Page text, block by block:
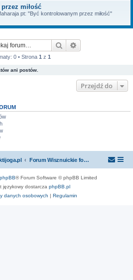
miłość
pt: "Być kontrolowanym przez miłość"
Szukaj
0 • Strona 1 z 1
ani postów.
Przejdź do
Forum Wisznuickie forum.bhaktijoga.pl
phpBB® Forum Software © phpBB Limited
językowy dostarcza phpBB.pl
danych osobowych | Regulamin